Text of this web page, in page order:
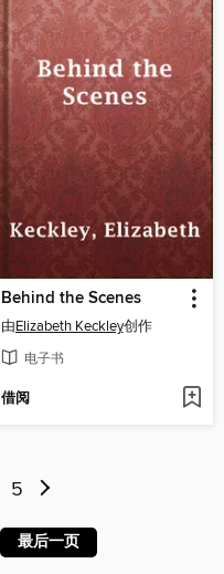
Behind the Scenes
由Elizabeth Keckley创作
电子书
借阅
5
最后一页